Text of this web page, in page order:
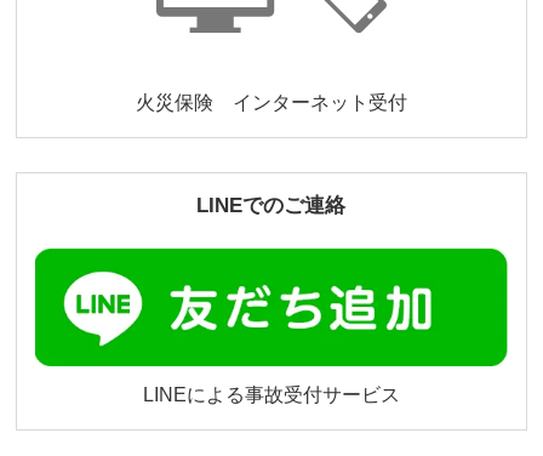
火災保険 インターネット受付
LINEでのご連絡
LINEによる事故受付サービス